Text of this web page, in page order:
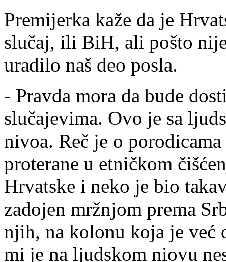
Premijerka kaže da je
slučaj, ili BiH, ali pošto
uradilo naš deo posla.
- Pravda mora da bude
slučajevima. Ovo je sa
nivoa. Reč je o
proterane u etničkom
Hrvatske i neko je bio
zadojen mržnjom prema
njih, na kolonu koja je već
mi je na ljudskom niovu